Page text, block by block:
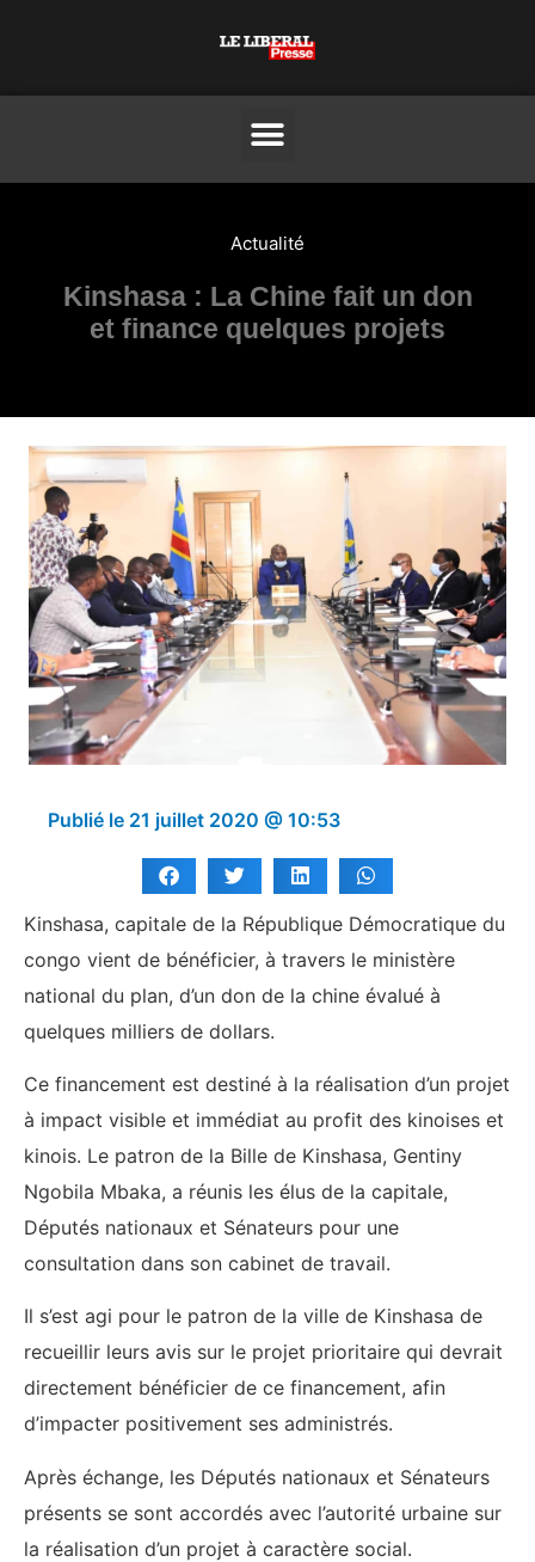
Actualité
Kinshasa : La Chine fait un don
et finance quelques projets
Publié le 21 juillet 2020 @ 10:53
Kinshasa, capitale de la République Démocratique du
congo vient de bénéficier, à travers le ministère
national du plan, d’un don de la chine évalué à
quelques milliers de dollars.
Ce financement est destiné à la réalisation d’un projet
à impact visible et immédiat au profit des kinoises et
kinois. Le patron de la Bille de Kinshasa, Gentiny
Ngobila Mbaka, a réunis les élus de la capitale,
Députés nationaux et Sénateurs pour une
consultation dans son cabinet de travail.
Il s’est agi pour le patron de la ville de Kinshasa de
recueillir leurs avis sur le projet prioritaire qui devrait
directement bénéficier de ce financement, afin
d’impacter positivement ses administrés.
Après échange, les Députés nationaux et Sénateurs
présents se sont accordés avec l’autorité urbaine sur
la réalisation d’un projet à caractère social.